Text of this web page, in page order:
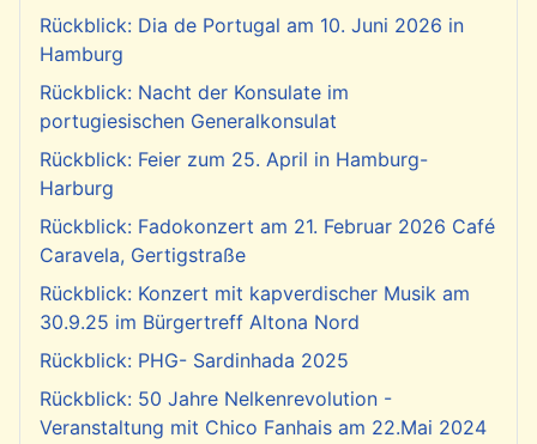
Rückblick: Dia de Portugal am 10. Juni 2026 in
Hamburg
Rückblick: Nacht der Konsulate im
portugiesischen Generalkonsulat
Rückblick: Feier zum 25. April in Hamburg-
Harburg
Rückblick: Fadokonzert am 21. Februar 2026 Café
Caravela, Gertigstraße
Rückblick: Konzert mit kapverdischer Musik am
30.9.25 im Bürgertreff Altona Nord
Rückblick: PHG- Sardinhada 2025
Rückblick: 50 Jahre Nelkenrevolution -
Veranstaltung mit Chico Fanhais am 22.Mai 2024